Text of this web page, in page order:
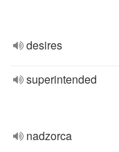
desires
superintended
nadzorca